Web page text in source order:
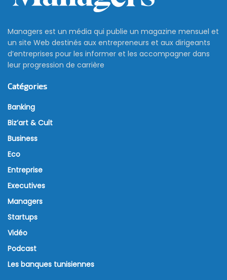
Managers est un média qui publie un magazine mensuel et
un site Web destinés aux entrepreneurs et aux dirigeants
d’entreprises pour les informer et les accompagner dans
leur progression de carrière
Catégories
Banking
Biz’art & Cult
Business
Eco
Entreprise
Executives
Managers
Startups
Vidéo
Podcast
Les banques tunisiennes